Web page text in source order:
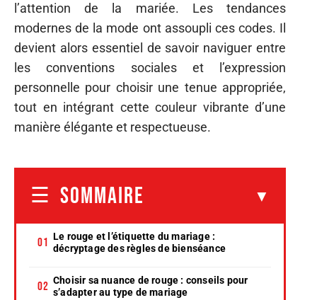
l’attention de la mariée. Les tendances
modernes de la mode ont assoupli ces codes. Il
devient alors essentiel de savoir naviguer entre
les conventions sociales et l’expression
personnelle pour choisir une tenue appropriée,
tout en intégrant cette couleur vibrante d’une
manière élégante et respectueuse.
SOMMAIRE
Le rouge et l’étiquette du mariage :
décryptage des règles de bienséance
Choisir sa nuance de rouge : conseils pour
s’adapter au type de mariage